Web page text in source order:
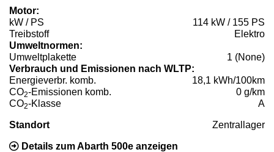
Motor:
kW / PS
114 kW / 155 PS
Treibstoff
Elektro
Umweltnormen:
Umweltplakette
1 (None)
Verbrauch und Emissionen nach WLTP:
Energieverbr. komb.
18,1 kWh/100km
CO2-Emissionen komb.
0 g/km
CO2-Klasse A
Standort Zentrallager
Details zum Abarth 500e anzeigen